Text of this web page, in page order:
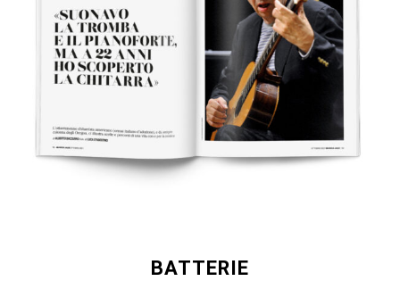
BATTERIE